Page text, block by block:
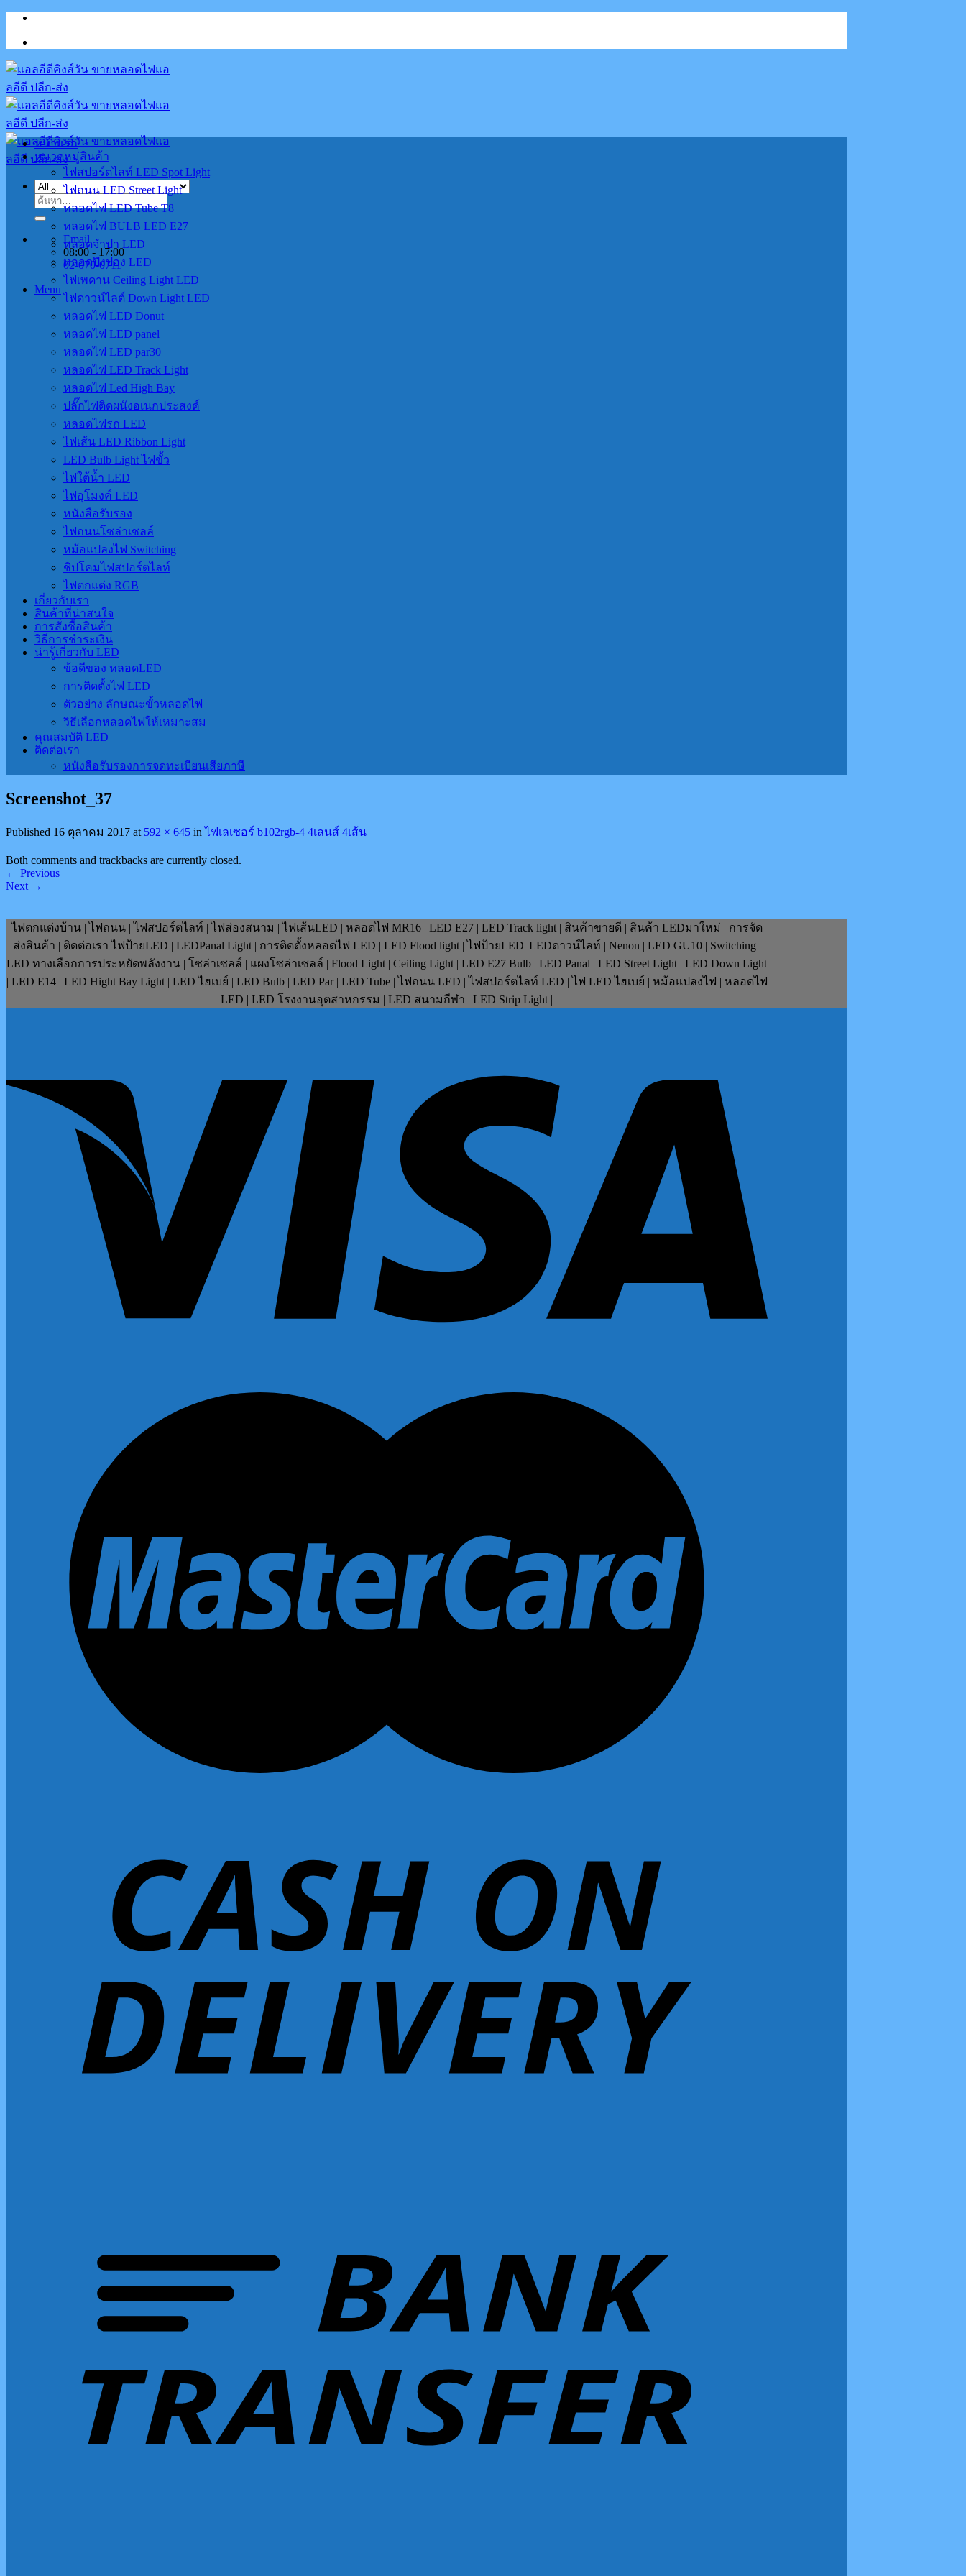
Skip
content
ค้นหา:
Email
08:00 - 17:00
02-070-0711
Menu
หน้าแรก
หมวดหมู่สินค้า
ไฟสปอร์ตไลท์ LED Spot Light
ไฟถนน LED Street Light
หลอดไฟ LED Tube T8
หลอดไฟ BULB LED E27
หลอดจำปา LED
หลอดปิงปอง LED
ไฟเพดาน Ceiling Light LED
ไฟดาวน์ไลต์ Down Light LED
หลอดไฟ LED Donut
หลอดไฟ LED panel
หลอดไฟ LED par30
หลอดไฟ LED Track Light
หลอดไฟ Led High Bay
ปลั๊กไฟติดผนังอเนกประสงค์
หลอดไฟรถ LED
ไฟเส้น LED Ribbon Light
LED Bulb Light ไฟขั้ว
ไฟใต้น้ำ LED
ไฟอุโมงค์ LED
หนังสือรับรอง
ไฟถนนโซล่าเชลล์
หม้อแปลงไฟ Switching
ชิปโคมไฟสปอร์ตไลท์
ไฟตกแต่ง RGB
เกี่ยวกับเรา
สินค้าที่น่าสนใจ
การสั่งซื้อสินค้า
วิธีการชำระเงิน
น่ารู้เกี่ยวกับ LED
ข้อดีของ หลอดLED
การติดตั้งไฟ LED
ตัวอย่าง ลักษณะขั้วหลอดไฟ
วิธีเลือกหลอดไฟให้เหมาะสม
คุณสมบัติ LED
ติดต่อเรา
หนังสือรับรองการจดทะเบียนเสียภาษี
Screenshot_37
Published 16 ตุลาคม 2017 at 592 × 645 inไฟเลเซอร์ b102rgb-4 4เลนส์ 4เส้น
Both comments and trackbacks are currently closed.
← Previous
Next →
ไฟตกแต่งบ้าน | ไฟถนน | ไฟสปอร์ตไลท์ | ไฟส่องสนาม | ไฟเส้นLED | หลอดไฟ MR16 | LED E27 | LED Track light | สินค้าขายดี | สินค้า LEDมาใหม่ | การจัด
ส่งสินค้า | ติดต่อเรา ไฟป้ายLED | LEDPanal Light | การติดตั้งหลอดไฟ LED | LED Flood light | ไฟป้ายLED| LEDดาวน์ไลท์ | Nenon | LED GU10 | Switching |
LED ทางเลือกการประหยัดพลังงาน | โซล่าเซลล์ | แผงโซล่าเซลล์ | Flood Light | Ceiling Light | LED E27 Bulb | LED Panal | LED Street Light | LED Down Light
| LED E14 | LED Hight Bay Light | LED ไฮเบย์ | LED Bulb | LED Par | LED Tube | ไฟถนน LED | ไฟสปอร์ตไลท์ LED | ไฟ LED ไฮเบย์ | หม้อแปลงไฟ | หลอดไฟ
LED | LED โรงงานอุตสาหกรรม | LED สนามกีฬา | LED Strip Light |